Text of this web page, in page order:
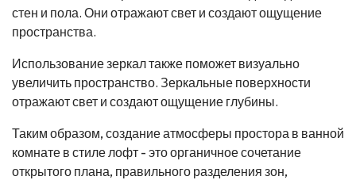
стен и пола. Они отражают свет и создают ощущение
пространства.
Использование зеркал также поможет визуально
увеличить пространство. Зеркальные поверхности
отражают свет и создают ощущение глубины.
Таким образом, создание атмосферы простора в ванной
комнате в стиле лофт - это органичное сочетание
открытого плана, правильного разделения зон,